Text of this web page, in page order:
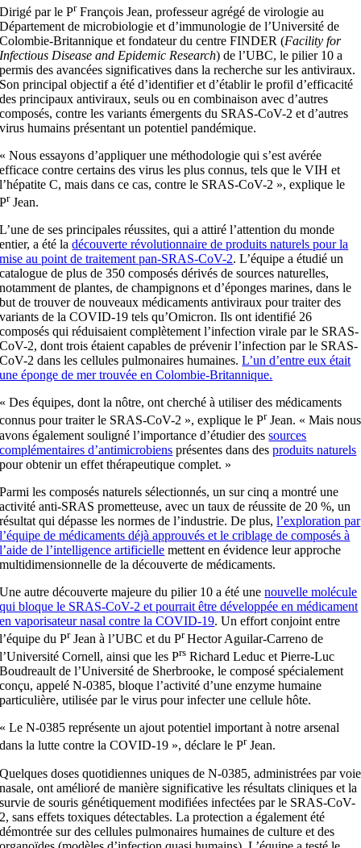
Dirigé par le PrFrançois Jean, professeur agrégé de virologie au
Département de microbiologie et d’immunologie de l’Université de
Colombie-Britannique et fondateur du centre FINDER (Facility for
Infectious Disease and Epidemic Research) de l’UBC, le pilier 10 a
permis des avancées significatives dans la recherche sur les antiviraux.
Son principal objectif a été d’identifier et d’établir le profil d’efficacité
des principaux antiviraux, seuls ou en combinaison avec d’autres
composés, contre les variants émergents du SRAS-CoV-2 et d’autres
virus humains présentant un potentiel pandémique.
« Nous essayons d’appliquer une méthodologie qui s’est avérée
efficace contre certains des virus les plus connus, tels que le VIH et
l’hépatite C, mais dans ce cas, contre le SRAS-CoV-2 », explique le
PrJean.
L’une de ses principales réussites, qui a attiré l’attention du monde
entier, a été ladécouverte révolutionnaire de produits naturels pour la
mise au point de traitement pan-SRAS-CoV-2. L’équipe a étudié un
catalogue de plus de 350 composés dérivés de sources naturelles,
notamment de plantes, de champignons et d’éponges marines, dans le
but de trouver de nouveaux médicaments antiviraux pour traiter des
variants de la COVID-19 tels qu’Omicron. Ils ont identifié 26
composés qui réduisaient complètement l’infection virale par le SRAS-
CoV-2, dont trois étaient capables de prévenir l’infection par le SRAS-
CoV-2 dans les cellules pulmonaires humaines.L’un d’entre eux était
une éponge de mer trouvée en Colombie-Britannique.
« Des équipes, dont la nôtre, ont cherché à utiliser des médicaments
connus pour traiter le SRAS-CoV-2 », explique le PrJean. « Mais nous
avons également souligné l’importance d’étudier dessources
complémentaires d’antimicrobiens présentes dans desproduits naturels
pour obtenir un effet thérapeutique complet. »
Parmi les composés naturels sélectionnés, un sur cinq a montré une
activité anti-SRAS prometteuse, avec un taux de réussite de 20 %, un
résultat qui dépasse les normes de l’industrie. De plus,l’exploration par
l’équipe de médicaments déjà approuvés et le criblage de composés à
l’aide de l’intelligence artificielle mettent en évidence leur approche
multidimensionnelle de la découverte de médicaments.
Une autre découverte majeure du pilier 10 a été unenouvelle molécule
qui bloque le SRAS-CoV-2 et pourrait être développée en médicament
en vaporisateur nasal contre la COVID-19. Un effort conjoint entre
l’équipe du PrJean à l’UBC et du PrHector Aguilar-Carreno de
l’Université Cornell, ainsi que les Prs Richard Leduc et Pierre-Luc
Boudreault de l’Université de Sherbrooke, le composé spécialement
conçu, appelé N-0385, bloque l’activité d’une enzyme humaine
particulière, utilisée par le virus pour infecter une cellule hôte.
« Le N-0385 représente un ajout potentiel important à notre arsenal
dans la lutte contre la COVID-19 », déclare le PrJean.
Quelques doses quotidiennes uniques de N-0385, administrées par voie
nasale, ont amélioré de manière significative les résultats cliniques et la
survie de souris génétiquement modifiées infectées par le SRAS-CoV-
2, sans effets toxiques détectables. La protection a également été
démontrée sur des cellules pulmonaires humaines de culture et des